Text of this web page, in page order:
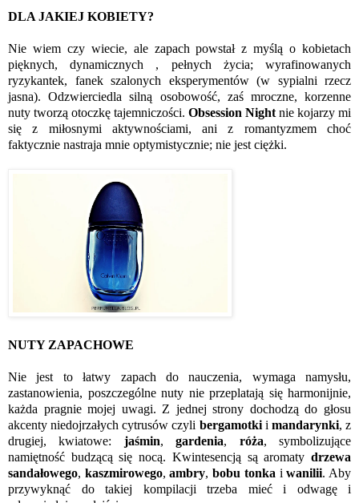
DLA JAKIEJ KOBIETY?
Nie wiem czy wiecie, ale zapach powstał z myślą o kobietach
pięknych, dynamicznych , pełnych życia; wyrafinowanych
ryzykantek, fanek szalonych eksperymentów (w sypialni rzecz
jasna). Odzwierciedla silną osobowość, zaś mroczne, korzenne
nuty tworzą otoczkę tajemniczości. Obsession Night nie kojarzy mi
się z miłosnymi aktywnościami, ani z romantyzmem choć
faktycznie nastraja mnie optymistycznie; nie jest ciężki.
NUTY ZAPACHOWE
Nie jest to łatwy zapach do nauczenia, wymaga namysłu,
zastanowienia, poszczególne nuty nie przeplatają się harmonijnie,
każda pragnie mojej uwagi. Z jednej strony dochodzą do głosu
akcenty niedojrzałych cytrusów czyli bergamotkii mandarynki, z
drugiej, kwiatowe: jaśmin,gardenia, róża, symbolizujące
namiętność budzącą się nocą. Kwintesencją są aromaty drzewa
sandałowego, kaszmirowego,ambry,bobu tonka iwanilii. Aby
przywyknąć do takiej kompilacji trzeba mieć i odwagę i